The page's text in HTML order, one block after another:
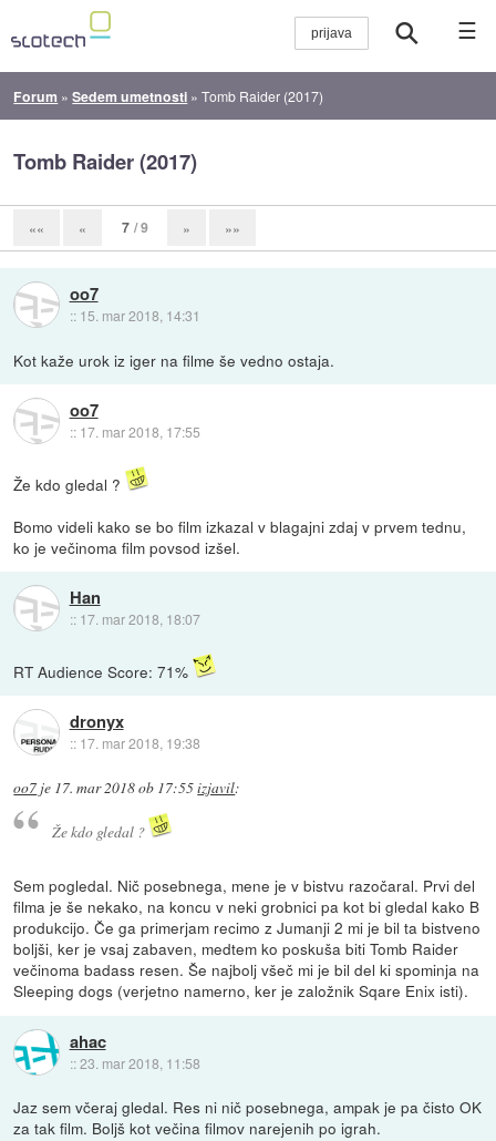
☰
Forum »Sedem umetnosti »Tomb Raider (2017)
Tomb Raider (2017)
«« « 7 / 9 » »»
oo7
:: 15. mar 2018, 14:31
Kot kaže urok iz iger na filme še vedno ostaja.
oo7
:: 17. mar 2018, 17:55
Že kdo gledal ?
Bomo videli kako se bo film izkazal v blagajni zdaj v prvem tednu,
ko je večinoma film povsod izšel.
Han
:: 17. mar 2018, 18:07
RT Audience Score: 71%
dronyx
:: 17. mar 2018, 19:38
oo7 je 17. mar 2018 ob 17:55izjavil:
Že kdo gledal ?
Sem pogledal. Nič posebnega, mene je v bistvu razočaral. Prvi del
filma je še nekako, na koncu v neki grobnici pa kot bi gledal kako B
produkcijo. Če ga primerjam recimo z Jumanji 2 mi je bil ta bistveno
boljši, ker je vsaj zabaven, medtem ko poskuša biti Tomb Raider
večinoma badass resen. Še najbolj všeč mi je bil del ki spominja na
Sleeping dogs (verjetno namerno, ker je založnik Sqare Enix isti).
ahac
::23. mar 2018, 11:58
Jaz sem včeraj gledal. Res ni nič posebnega, ampak je pa čisto OK
za tak film. Boljš kot večina filmov narejenih po igrah.